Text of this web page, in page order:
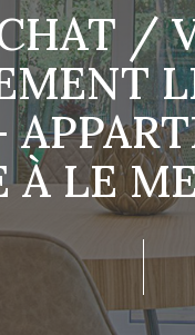
/
À LE